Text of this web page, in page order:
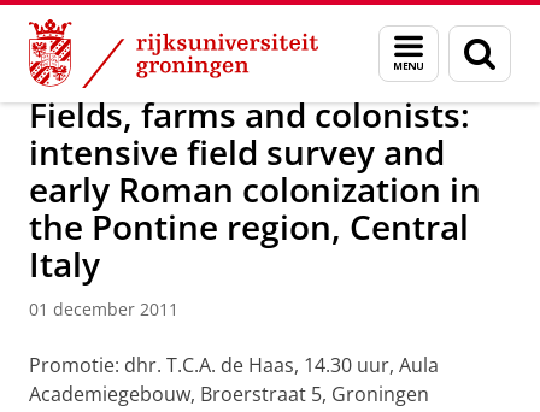
Skip
Content
Skip
Navigation
Menu
en
zoeken
Over ons Actueel Nieuws Nieuwsberichten
Fields, farms and colonists:
intensive field survey and
early Roman colonization in
the Pontine region, Central
Italy
01 december 2011
Promotie: dhr. T.C.A. de Haas, 14.30 uur, Aula
Academiegebouw, Broerstraat 5, Groningen